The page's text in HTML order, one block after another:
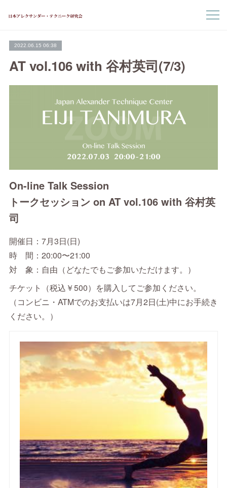
2022.06.15 06:38
AT vol.106 with 谷村英司(7/3)
On-line Talk Session
トークセッション on AT vol.106 with 谷村英
司
開催日：7月3日(日)
時 間：20:00〜21:00
対 象：自由（どなたでもご参加いただけます。）
チケット（税込￥500）を購入してご参加ください。
（コンビニ・ATMでのお支払いは7月2日(土)中にお手続き
ください。）